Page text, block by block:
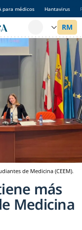
para médicos Hantavirus
de Medicina (CEEM).
más
Medicina